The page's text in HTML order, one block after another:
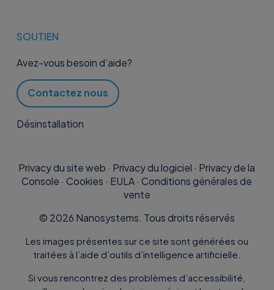
SOUTIEN
Avez-vous besoin d’aide?
Contactez nous
Désinstallation
Privacy du site web · Privacy du logiciel · Privacy de la
Console ·Cookies · EULA·Conditions générales de
vente
© 2026 Nanosystems. Tous droits réservés
Les images présentes sur ce site sont générées ou
traitées à l’aide d’outils d’intelligence artificielle.
Si vous rencontrez des problèmes d’accessibilité,